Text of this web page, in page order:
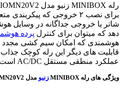
برای نصب ۲ خروجی که
شاتر یا خروجی جداگانه در وسایل
دهد که میتوان برای کنترل پرده
هوشمندی که امکان سیم کشی مجدد تا
عملکرد منطقی مستقل AC/DC است.
ویژگی های رله MINIBOX زنیو مدل ZIOMN20V2